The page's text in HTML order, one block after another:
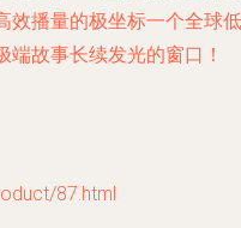
效播量的极坐标一个全球低
故事长续发光的窗口！
87.html